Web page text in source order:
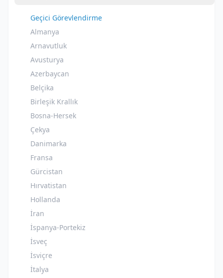
Geçici Görevlendirme
Almanya
Arnavutluk
Avusturya
Azerbaycan
Belçika
Birleşik Krallık
Bosna-Hersek
Çekya
Danimarka
Fransa
Gürcistan
Hırvatistan
Hollanda
İran
İspanya-Portekiz
İsveç
İsviçre
İtalya